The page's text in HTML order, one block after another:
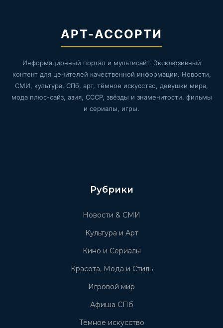
АРТ-АССОРТИ
Информационный портал и мультисайт. Эксклюзивный
контент для ценителей качественной информации. Новости,
СМИ, культура, СПб, арт, тёмное искусство, девушки мира,
мода плюс-сайз, азия, СССР, звёзды и знаменитости, фильмы
и сериалы, игры.
Рубрики
Новости & СМИ
Культура и Арт
Кино и Сериалы
Красота, Мода и Стиль
Игровой мир
Афиша СПб
Тёмное искусство